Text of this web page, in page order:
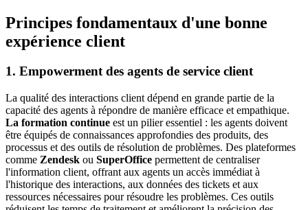
Principes fondamentaux d'une bonne
expérience client
1. Empowerment des agents de service client
La qualité des interactions client dépend en grande partie de la
capacité des agents à répondre de manière efficace et empathique.
La formation continue est un pilier essentiel : les agents doivent
être équipés de connaissances approfondies des produits, des
processus et des outils de résolution de problèmes. Des plateformes
comme Zendesk ou SuperOffice permettent de centraliser
l'information client, offrant aux agents un accès immédiat à
l'historique des interactions, aux données des tickets et aux
ressources nécessaires pour résoudre les problèmes. Ces outils